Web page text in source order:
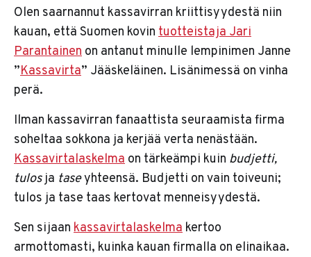
Olen saarnannut kassavirran kriittisyydestä niin
kauan, että Suomen kovin tuotteistaja Jari
Parantainen on antanut minulle lempinimen Janne
”Kassavirta” Jääskeläinen. Lisänimessä on vinha
perä.
Ilman kassavirran fanaattista seuraamista firma
soheltaa sokkona ja kerjää verta nenästään.
Kassavirtalaskelma on tärkeämpi kuin budjetti,
tulosja taseyhteensä. Budjetti on vain toiveuni;
tulos ja tase taas kertovat menneisyydestä.
Sen sijaan kassavirtalaskelma kertoo
armottomasti, kuinka kauan firmalla on elinaikaa.